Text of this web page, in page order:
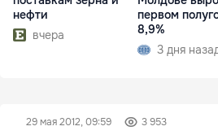
нефти
вчера
первом
8,9%
3 дня
29 мая 2012, 09:59 3 953